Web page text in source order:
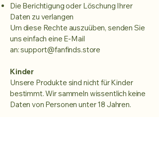
Die Berichtigung oder Löschung Ihrer
Daten zu verlangen
Um diese Rechte auszuüben, senden Sie
uns einfach eine E-Mail
an:support@fanfinds.store
Kinder
Unsere Produkte sind nicht für Kinder
bestimmt. Wir sammeln wissentlich keine
Daten von Personen unter 18 Jahren.